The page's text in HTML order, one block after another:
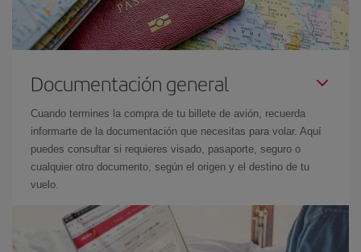
Documentación general
Cuando termines la compra de tu billete de avión, recuerda
informarte de la documentación que necesitas para volar. Aquí
puedes consultar si requieres visado, pasaporte, seguro o
cualquier otro documento, según el origen y el destino de tu
vuelo.